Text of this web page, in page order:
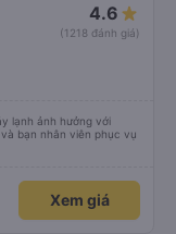
4.6
(1218 đánh giá)
lạnh ảnh hưởng với
Xem giá